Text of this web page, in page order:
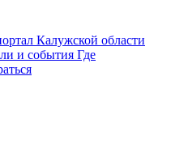
и события Где